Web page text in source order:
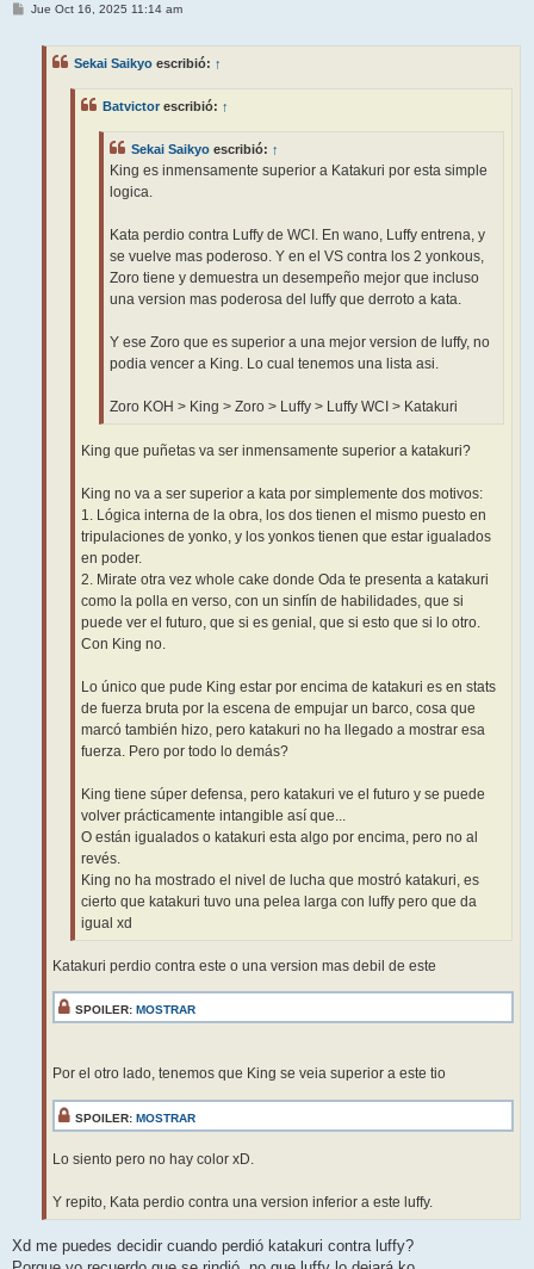
MJue Oct 16, 2025 11:14 am
Sekai Saikyo escribió: ↑
Batvictorescribió: ↑
Sekai Saikyo escribió: ↑
King es inmensamente superior a Katakuri por esta simple
logica.
Kata perdio contra Luffy de WCI. En wano, Luffy entrena, y
se vuelve mas poderoso. Y en el VS contra los 2 yonkous,
Zoro tiene y demuestra un desempeño mejor que incluso
una version mas poderosa del luffy que derroto a kata.
Y ese Zoro que es superior a una mejor version de luffy, no
podia vencer a King. Lo cual tenemos una lista asi.
Zoro KOH > King > Zoro > Luffy > Luffy WCI > Katakuri
King que puñetas va ser inmensamente superior a katakuri?
King no va a ser superior a kata por simplemente dos motivos:
1. Lógica interna de la obra, los dos tienen el mismo puesto en
tripulaciones de yonko, y los yonkos tienen que estar igualados
en poder.
2. Mirate otra vez whole cake donde Oda te presenta a katakuri
como la polla en verso, con un sinfín de habilidades, que si
puede ver el futuro, que si es genial, que si esto que si lo otro.
Con King no.
Lo único que pude King estar por encima de katakuri es en stats
de fuerza bruta por la escena de empujar un barco, cosa que
marcó también hizo, pero katakuri no ha llegado a mostrar esa
fuerza. Pero por todo lo demás?
King tiene súper defensa, pero katakuri ve el futuro y se puede
volver prácticamente intangible así que...
O están igualados o katakuri esta algo por encima, pero no al
revés.
King no ha mostrado el nivel de lucha que mostró katakuri, es
cierto que katakuri tuvo una pelea larga con luffy pero que da
igual xd
Katakuri perdio contra este o una version mas debil de este
SPOILER: MOSTRAR
Por el otro lado, tenemos que King se veia superior a este tio
SPOILER: MOSTRAR
Lo siento pero no hay color xD.
Y repito, Kata perdio contra una version inferior a este luffy.
Xd me puedes decidir cuando perdió katakuri contra luffy?